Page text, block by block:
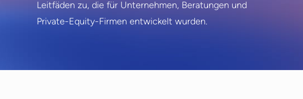
Leitfäden zu, die für Unternehmen, Beratungen und
Private-Equity-Firmen entwickelt wurden.